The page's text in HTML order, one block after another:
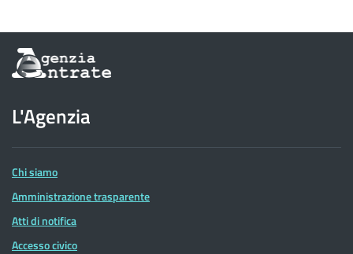
Informazioni
sul
dell'Agenzia
delle
Entrate
L'Agenzia
Chi siamo
Amministrazione trasparente
Atti di notifica
Accesso civico